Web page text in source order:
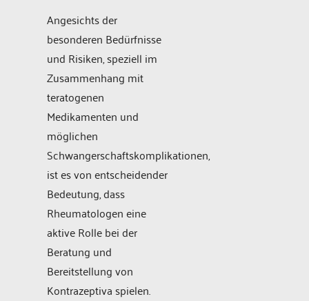
Angesichts der
besonderen Bedürfnisse
und Risiken, speziell im
Zusammenhang mit
teratogenen
Medikamenten und
möglichen
Schwangerschaftskomplikationen,
ist es von entscheidender
Bedeutung, dass
Rheumatologen eine
aktive Rolle bei der
Beratung und
Bereitstellung von
Kontrazeptiva spielen.